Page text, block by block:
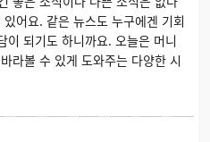
어요. 같은 뉴스도 누구에겐 기회
이 되기도 하니까요. 오늘은 머니
라볼 수 있게 도와주는 다양한 시